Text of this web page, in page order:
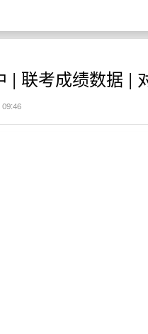
| 联考成绩数据 |
09:46